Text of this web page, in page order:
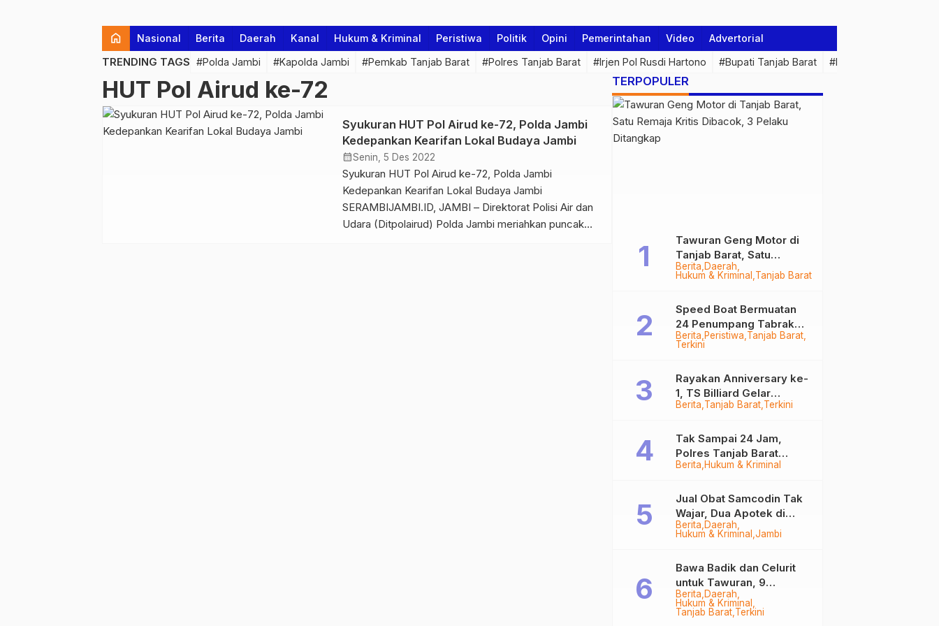
home Nasional Berita Daerah Kanal Hukum & Kriminal Peristiwa Politik Opini Pemerintahan Video Advertorial
TRENDING TAGS #Polda Jambi #Kapolda Jambi #Pemkab Tanjab Barat #Polres Tanjab Barat #Irjen Pol Rusdi Hartono #Bupati Tanjab Barat #Pemprov Jambi
HUT Pol Airud ke-72
Syukuran HUT Pol Airud ke-72, Polda Jambi
Kedepankan Kearifan Lokal Budaya Jambi
calendar_monthSenin, 5 Des 2022
Syukuran HUT Pol Airud ke-72, Polda Jambi
Kedepankan Kearifan Lokal Budaya Jambi
SERAMBIJAMBI.ID, JAMBI – Direktorat Polisi Air dan
Udara (Ditpolairud) Polda Jambi meriahkan puncak
TERPOPULER
Berita Daerah
Hukum & Kriminal Tanjab Barat
Tawuran Geng Motor di
Tanjab Barat, Satu
Remaja Kritis Dibacok, 3
Pelaku Ditangkap
Berita Peristiwa Tanjab Barat
Terkini
Speed Boat Bermuatan
24 Penumpang Tabrak
Togok di Kuala Tungkal,
Berita Tanjab Barat Terkini
Rayakan Anniversary ke-
1, TS Billiard Gelar
Turnamen 9 Ball
Berita Hukum & Kriminal
Tak Sampai 24 Jam,
Polres Tanjab Barat
Ringkus Komplotan
Tungkal
Berita Daerah
Hukum & Kriminal Jambi
Jual Obat Samcodin Tak
Wajar, Dua Apotek di
Tanjab Barat Disegel
Berita Daerah
Hukum & Kriminal
Tanjab Barat Terkini
Bawa Badik dan Celurit
untuk Tawuran, 9
Anggota Geng Motor di
Tanjab Barat Diringkus